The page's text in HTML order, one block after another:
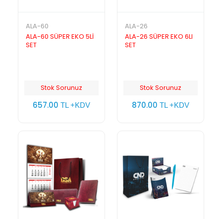
ALA-60
ALA-60 SÜPER EKO 5Lİ
SET
Stok Sorunuz
657.00 TL +KDV
ALA-26
ALA-26 SÜPER EKO 6LI
SET
Stok Sorunuz
870.00 TL +KDV